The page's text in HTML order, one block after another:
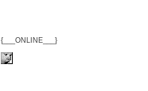
{___ONLINE___}